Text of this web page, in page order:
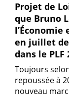
Projet de
que Bruno
en juillet
dans le PLF
Toujours
repoussée à
nouveau